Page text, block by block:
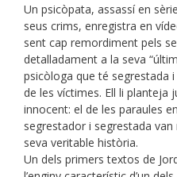
Un psicòpata, assassí en
seus crims, enregistra en
sent cap remordiment pels
detalladament a la seva
psicòloga que té segrestada
de les víctimes. Ell li
innocent: el de les paraules
segrestador i segrestada
seva veritable història.
Un dels primers textos de